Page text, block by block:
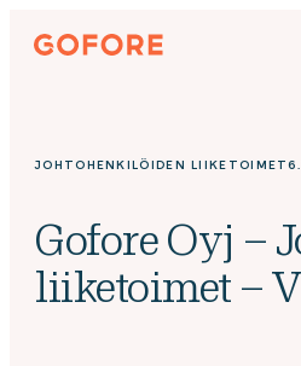
Siirry
suoraan
Gofore
knowledge
JOHTOHENKILÖIDEN LIIKETOIMET
Gofore Oyj –
liiketoimet –